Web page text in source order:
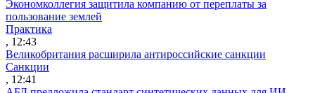
Экономколлегия защитила компанию от переплаты за
пользование землей
Практика
, 12:43
Великобритания расширила антироссийские санкции
Санкции
, 12:41